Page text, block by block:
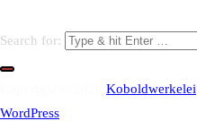
Search for:
Koboldwerkelei
WordPress